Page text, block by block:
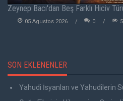
Zeynep Bacı'dan Beş Farklı Hiciv
05 Agustos 2026 0
SON EKLENENLER
Yahudi İsyanları ve Yahudilerin